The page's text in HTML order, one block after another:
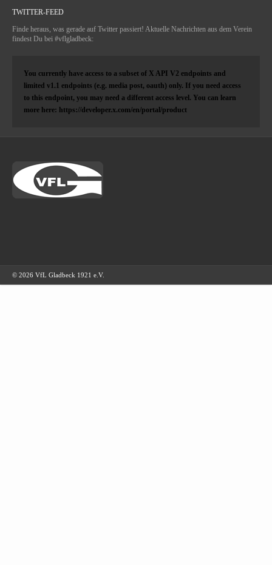
TWITTER-FEED
Finde heraus, was gerade auf Twitter passiert! Aktuelle Nachrichten aus dem Verein
findest Du bei #vflgladbeck:
You currently have access to a subset of X API V2 endpoints and
limited v1.1 endpoints (e.g. media post, oauth) only. If you need access
to this endpoint, you may need a different access level. You can learn
more here: https://developer.x.com/en/portal/product
© 2026 VfL Gladbeck 1921 e.V.